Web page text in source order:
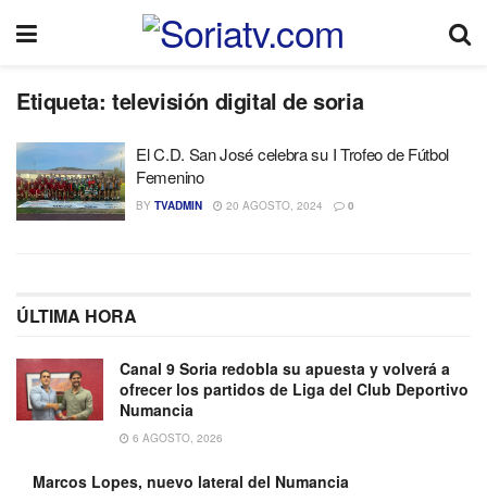
Etiqueta: televisión digital de soria
El C.D. San José celebra su I Trofeo de Fútbol
Femenino
BY TVADMIN 20 AGOSTO, 2024 0
ÚLTIMA HORA
Canal 9 Soria redobla su apuesta y volverá a
ofrecer los partidos de Liga del Club Deportivo
Numancia
6 AGOSTO, 2026
Marcos Lopes, nuevo lateral del Numancia